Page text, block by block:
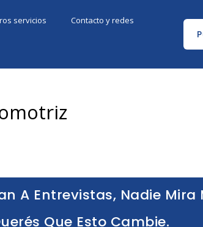
servicios Contacto y redes
A Entrevistas, Nadie Mira
Que Esto Cambie.